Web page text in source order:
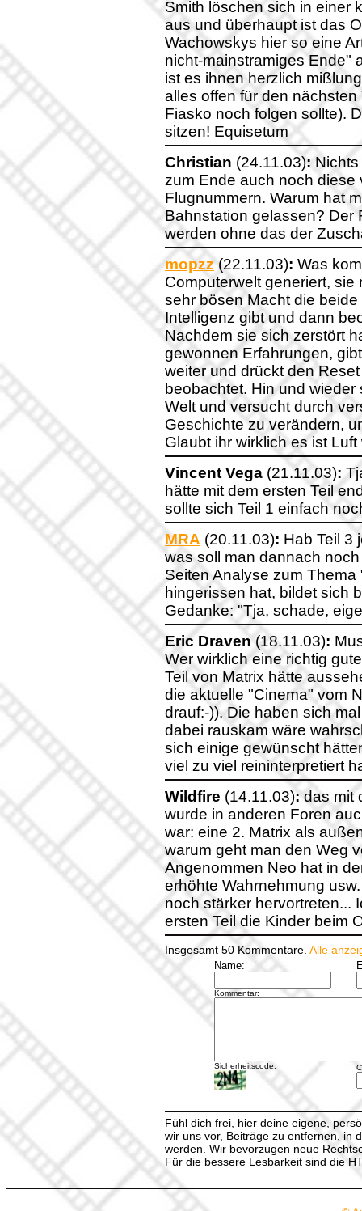
Smith löschen sich in einer
aus und überhaupt ist das
Wachowskys hier so eine
nicht-mainstramiges Ende"
ist es ihnen herzlich
alles offen für den
Fiasko noch folgen sollte).
sitzen! Equisetum
Christian (24.11.03):
zum Ende auch noch
Flugnummern. Warum hat
Bahnstation gelassen? Der
werden ohne das der
mopzz(22.11.03): Was
Computerwelt generiert,
sehr bösen Macht die
Intelligenz gibt und dann
Nachdem sie sich zerstört
gewonnen Erfahrungen,
weiter und drückt den
beobachtet. Hin und
Welt und versucht durch
Geschichte zu verändern,
Glaubt ihr wirklich es ist
Vincent Vega (21.11.03):
hätte mit dem ersten Teil
sollte sich Teil 1 einfach
MRA (20.11.03): Hab Teil 3
was soll man dannach
Seiten Analyse zum
hingerissen hat, bildet sich
Gedanke: "Tja, schade,
Eric Draven(18.11.03):
Wer wirklich eine richtig
Teil von Matrix hätte
die aktuelle "Cinema" vom
drauf:-)). Die haben sich
dabei rauskam wäre
sich einige gewünscht
viel zu viel reininterpretiert
Wildfire (14.11.03):das mit
wurde in anderen Foren
war: eine 2. Matrix als
warum geht man den Weg
Angenommen Neo hat in
erhöhte Wahrnehmung
noch stärker hervortreten...
ersten Teil die Kinder beim
Insgesamt 50 Kommentare. Alle
Name:
Kommentar:
Sicherheitscode:
Fühl dich frei, hier deine eigene,
wir uns vor, Beiträge zu entfernen, in
werden. Wir bevorzugen neue
Für die bessere Lesbarkeit sind die